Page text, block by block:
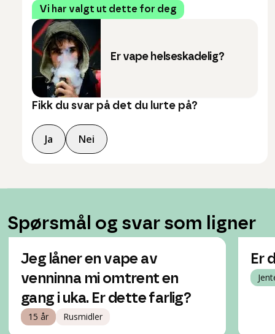
Vi har valgt ut dette for deg
Er vape helseskadelig?
Fikk du svar på det du lurte på?
Ja Nei
Spørsmål og svar som ligner
Jeg låner en vape av
venninna mi omtrent en
gang i uka. Er dette farlig?
15 år Rusmidler
Er